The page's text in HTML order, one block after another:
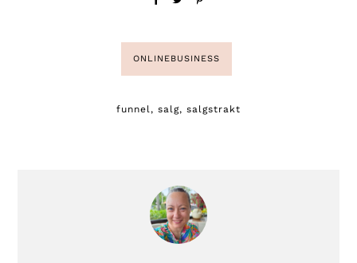
ONLINEBUSINESS
funnel, salg, salgstrakt